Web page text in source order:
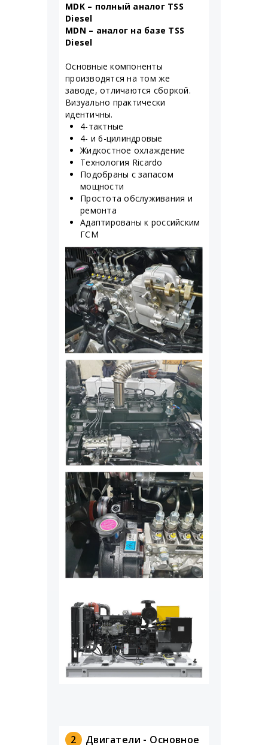
MDK – полный аналог TSS
Diesel
MDN – аналог на базе TSS
Diesel
Основные компоненты
производятся на том же
заводе, отличаются сборкой.
Визуально практически
идентичны.
4-тактные
4- и 6-цилиндровые
Жидкостное охлаждение
Технология Ricardo
Подобраны с запасом
мощности
Простота обслуживания и
ремонта
Адаптированы к российским
ГСМ
2
Двигатели - Основное